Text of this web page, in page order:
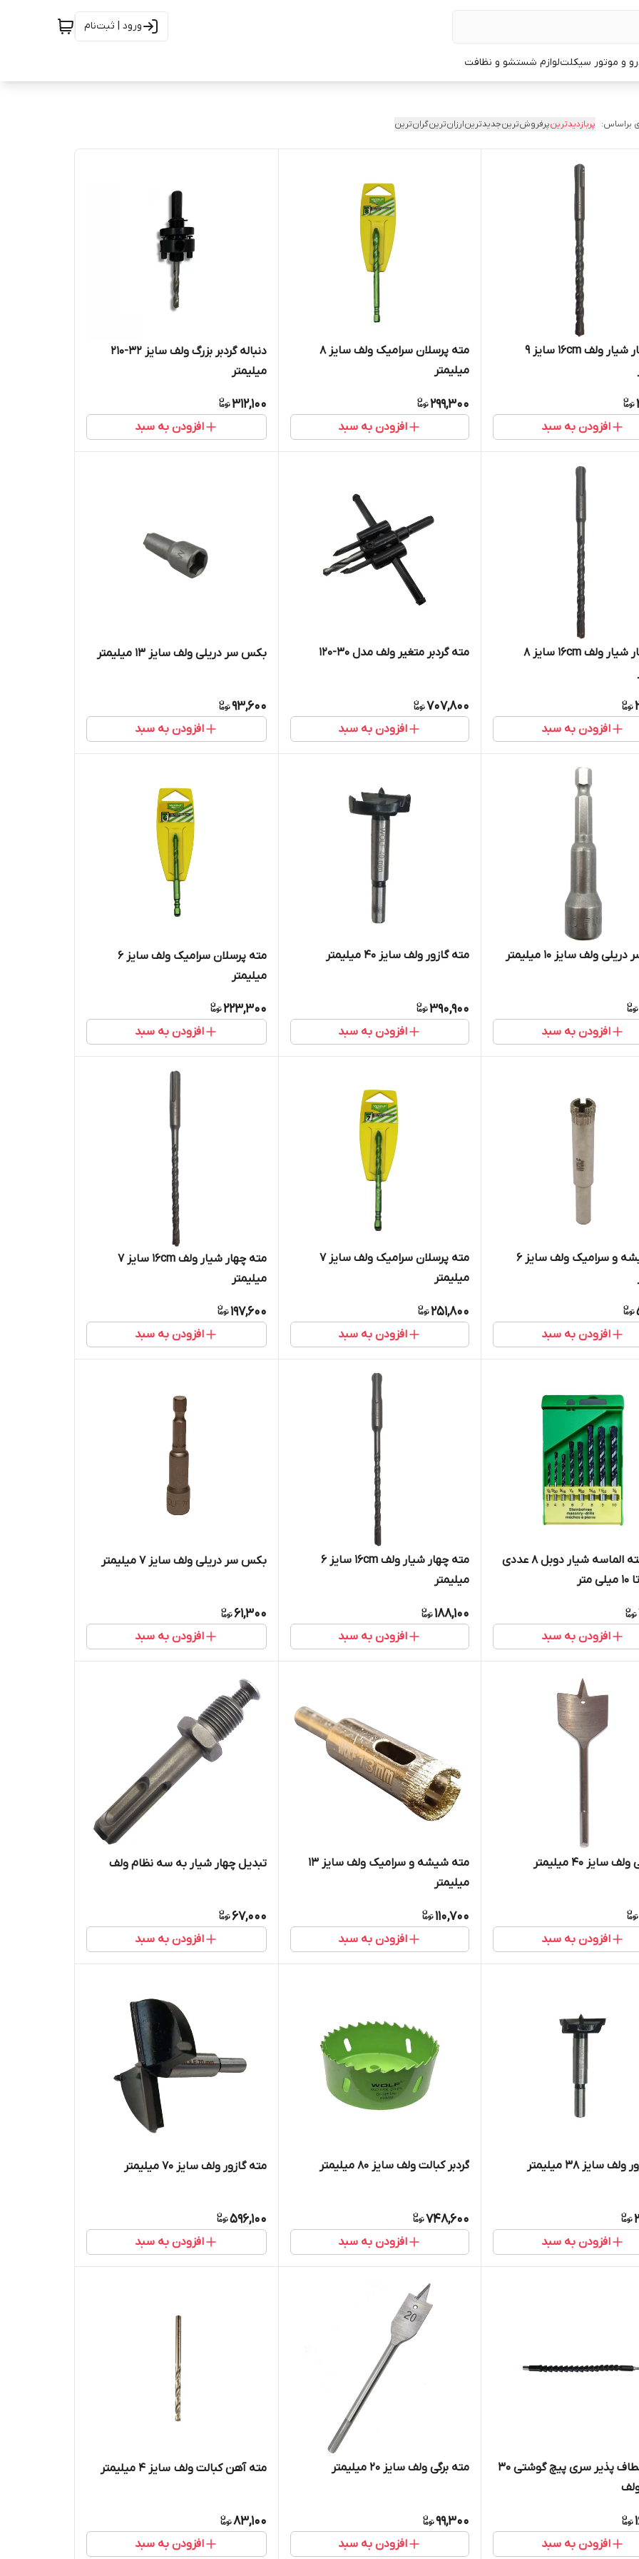
ورود | ثبت‌نام
و موتور سیکلتلوازم شستشو و نظافت
براساس: پربازدیدترینپرفروش‌ترینجدیدترینارزان‌ترینگران‌ترین
مته چهار شیار ولف 16cm سایز 9
افزودن به سبد
مته پرسلان سرامیک ولف سایز 8
میلیمتر
299,300
افزودن به سبد
دنباله گردبر بزرگ ولف سایز 32-210
میلیمتر
312,100
افزودن به سبد
مته چهار شیار ولف 16cm سایز 8
افزودن به سبد
مته گردبر متغیر ولف مدل 30-120
707,800
افزودن به سبد
بکس سر دریلی ولف سایز 13 میلیمتر
93,600
افزودن به سبد
ولف سایز 10 میلیمتر
افزودن به سبد
مته گازور ولف سایز 40 میلیمتر
390,900
افزودن به سبد
مته پرسلان سرامیک ولف سایز 6
میلیمتر
223,300
افزودن به سبد
مته شیشه و سرامیک ولف سایز 6
افزودن به سبد
مته پرسلان سرامیک ولف سایز 7
میلیمتر
251,800
افزودن به سبد
مته چهار شیار ولف 16cm سایز 7
میلیمتر
197,600
افزودن به سبد
جعبه مته الماسه شیار دوبل 8 عددی
افزودن به سبد
مته چهار شیار ولف 16cm سایز 6
میلیمتر
188,100
افزودن به سبد
بکس سر دریلی ولف سایز 7 میلیمتر
61,300
افزودن به سبد
سایز 40 میلیمتر
افزودن به سبد
مته شیشه و سرامیک ولف سایز 13
میلیمتر
110,700
افزودن به سبد
تبدیل چهار شیار به سه نظام ولف
67,000
افزودن به سبد
سایز 38 میلیمتر
افزودن به سبد
گردبر کبالت ولف سایز 80 میلیمتر
748,600
افزودن به سبد
مته گازور ولف سایز 70 میلیمتر
596,100
افزودن به سبد
رابط انعطاف پذیر سری پیچ گوشتی 30
افزودن به سبد
مته برگی ولف سایز 20 میلیمتر
99,300
افزودن به سبد
مته آهن کبالت ولف سایز 4 میلیمتر
83,100
افزودن به سبد